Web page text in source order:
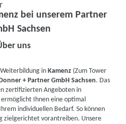
bei unserem Partner
Sachsen
uns
inKamenz (Zum Tower
+ Partner GmbH Sachsen. Das
zertifizierten Angeboten in
Ihnen eine optimal
individuellen Bedarf. So können
zielgerichtet vorantreiben. Unsere